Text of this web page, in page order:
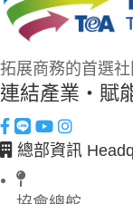
拓展商務的首選社
連結產業・賦
總部資訊